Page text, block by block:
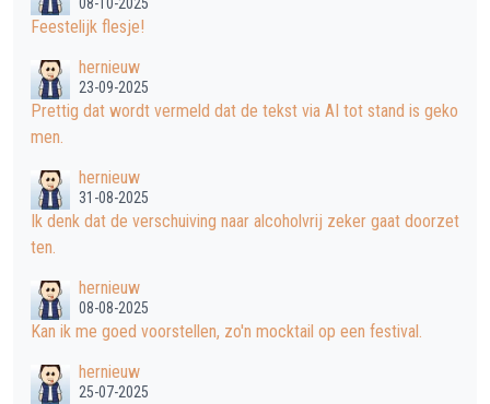
08-10-2025
Feestelijk flesje!
hernieuw
23-09-2025
Prettig dat wordt vermeld dat de tekst via AI tot stand is geko
men.
hernieuw
31-08-2025
Ik denk dat de verschuiving naar alcoholvrij zeker gaat doorzet
ten.
hernieuw
08-08-2025
Kan ik me goed voorstellen, zo'n mocktail op een festival.
hernieuw
25-07-2025